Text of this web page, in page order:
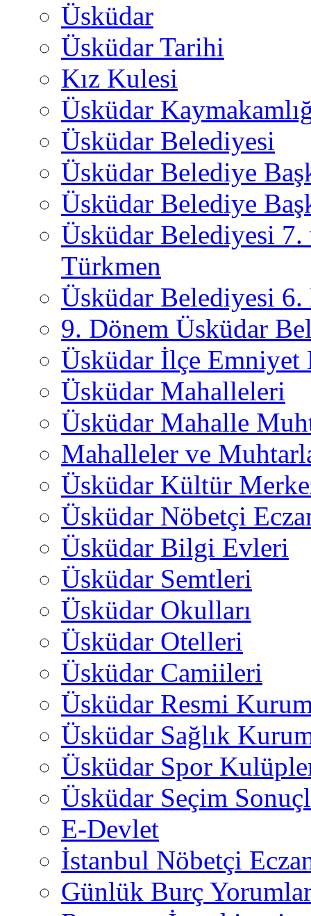
Üsküdar
Üsküdar Tarihi
Kız Kulesi
Üsküdar
Üsküdar Belediyesi
Üsküdar Belediye
Üsküdar Belediye
Üsküdar Belediyesi
Türkmen
Üsküdar Belediyesi 6.
9. Dönem Üsküdar
Üsküdar İlçe
Üsküdar Mahalleleri
Üsküdar Mahalle
Mahalleler ve
Üsküdar Kültür
Üsküdar Nöbetçi
Üsküdar Bilgi Evleri
Üsküdar Semtleri
Üsküdar Okulları
Üsküdar Otelleri
Üsküdar Camiileri
Üsküdar Resmi
Üsküdar Sağlık
Üsküdar Spor
Üsküdar Seçim
E-Devlet
İstanbul Nöbetçi
Günlük Burç